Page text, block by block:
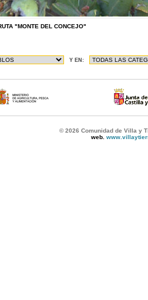
"MONTE DEL CONCEJO"
Y EN:
© 2026 Comunidad de Villa y
web.